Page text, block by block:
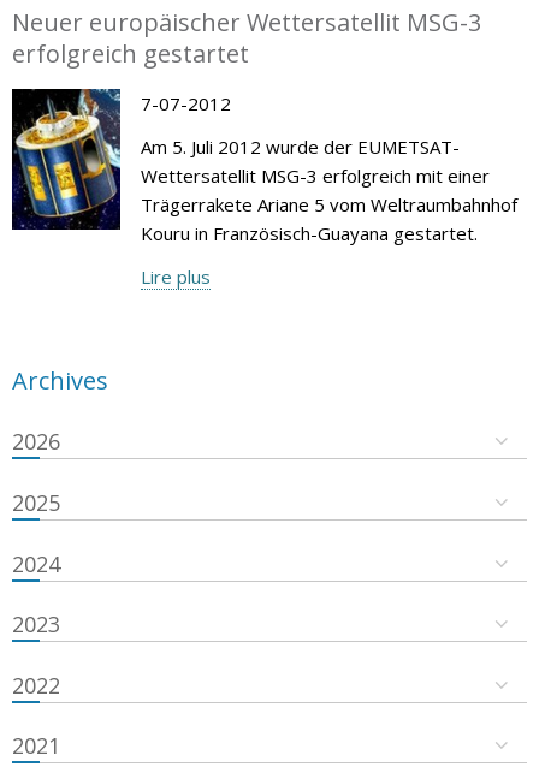
Neuer europäischer Wettersatellit MSG-3
erfolgreich gestartet
7-07-2012
Am 5. Juli 2012 wurde der EUMETSAT-
Wettersatellit MSG-3 erfolgreich mit einer
Trägerrakete Ariane 5 vom Weltraumbahnhof
Kouru in Französisch-Guayana gestartet.
Lire plus
Archives
2026
2025
2024
2023
2022
2021